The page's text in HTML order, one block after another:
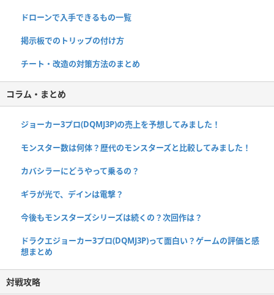
ドローンで入手できるもの一覧
掲示板でのトリップの付け方
チート・改造の対策方法のまとめ
コラム・まとめ
ジョーカー3プロ(DQMJ3P)の売上を予想してみました！
モンスター数は何体？歴代のモンスターズと比較してみました！
カバシラーにどうやって乗るの？
ギラが光で、デインは電撃？
今後もモンスターズシリーズは続くの？次回作は？
ドラクエジョーカー3プロ(DQMJ3P)って面白い？ゲームの評価と感
想まとめ
対戦攻略